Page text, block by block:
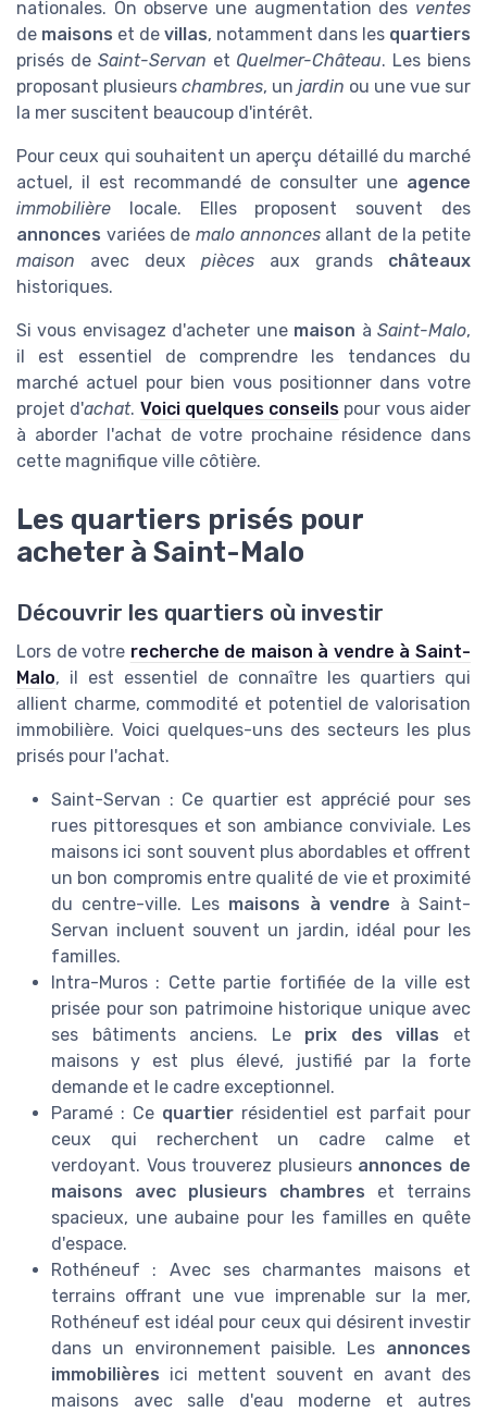
nationales. On observe une augmentation des ventes
de maisons et de villas, notamment dans les quartiers
prisés de Saint-Servan et Quelmer-Château. Les biens
proposant plusieurs chambres, un jardin ou une vue sur
la mer suscitent beaucoup d'intérêt.
Pour ceux qui souhaitent un aperçu détaillé du marché
actuel, il est recommandé de consulter une agence
immobilière locale. Elles proposent souvent des
annonces variées de malo annoncesallant de la petite
maison avec deux pièces aux grands châteaux
historiques.
Si vous envisagez d'acheter une maison àSaint-Malo,
il est essentiel de comprendre les tendances du
marché actuel pour bien vous positionner dans votre
projet d'achat. Voici quelques conseils pour vous aider
à aborder l'achat de votre prochaine résidence dans
cette magnifique ville côtière.
Les quartiers prisés pour
acheter à Saint-Malo
Découvrir les quartiers où investir
Lors de votre recherche de maison à vendre à Saint-
Malo, il est essentiel de connaître les quartiers qui
allient charme, commodité et potentiel de valorisation
immobilière. Voici quelques-uns des secteurs les plus
prisés pour l'achat.
Saint-Servan : Ce quartier est apprécié pour ses
rues pittoresques et son ambiance conviviale. Les
maisons ici sont souvent plus abordables et offrent
un bon compromis entre qualité de vie et proximité
du centre-ville. Les maisons à vendre à Saint-
Servan incluent souvent un jardin, idéal pour les
familles.
Intra-Muros : Cette partie fortifiée de la ville est
prisée pour son patrimoine historique unique avec
ses bâtiments anciens. Le prix des villas et
maisons y est plus élevé, justifié par la forte
demande et le cadre exceptionnel.
Paramé : Ce quartier résidentiel est parfait pour
ceux qui recherchent un cadre calme et
verdoyant. Vous trouverez plusieurs annonces de
maisons avec plusieurs chambres et terrains
spacieux, une aubaine pour les familles en quête
d'espace.
Rothéneuf : Avec ses charmantes maisons et
terrains offrant une vue imprenable sur la mer,
Rothéneuf est idéal pour ceux qui désirent investir
dans un environnement paisible. Les annonces
immobilières ici mettent souvent en avant des
maisons avec salle d'eau moderne et autres